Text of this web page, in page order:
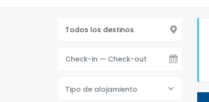
Tipo de alojamiento